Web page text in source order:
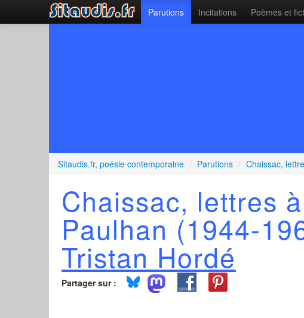
Parutions Incitations Poèmes et
Sitaudis.fr, poésie contemporaine / Parutions / Chaissac,
Chaissac, lettres
Paulhan (1944-
Tristan Hordé
Partager sur :